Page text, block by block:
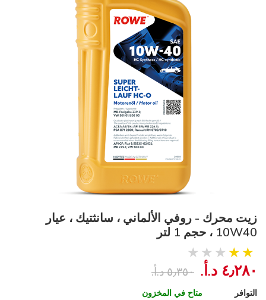
زيت محرك - روفي الألماني ، سانثتيك ، عيار
10W40 ، حجم 1 لتر
٤٫٢٨٠ د.أ.‏ ٥٫٣٥٠ د.أ.‏
التوافر متاح في المخزون